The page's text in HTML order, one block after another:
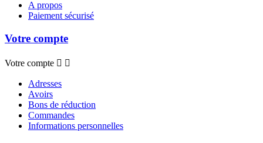
A propos
Paiement sécurisé
Votre compte
Votre compte  
Adresses
Avoirs
Bons de réduction
Commandes
Informations personnelles